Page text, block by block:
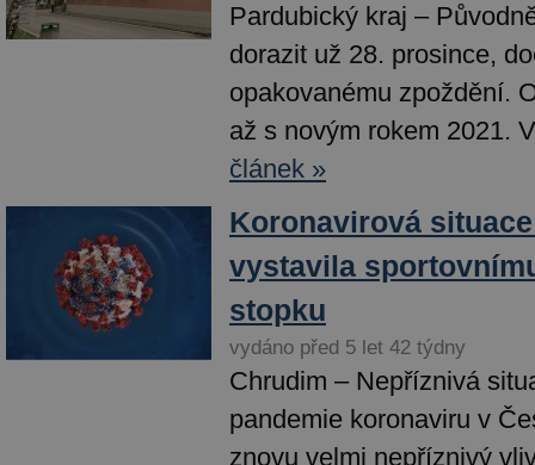
Pardubický kraj –
dorazit už 28. prosince,
opakovanému zpoždění.
až s novým rokem 2021.
článek »
Koronavirová
vystavila
stopku
vydáno před 5 let 42 týdny
Chrudim – Nepříznivá
pandemie koronaviru v
znovu velmi nepříznivý